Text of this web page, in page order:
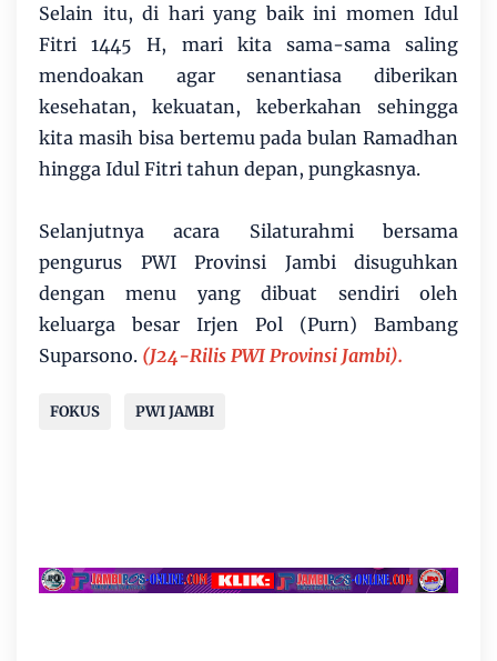
Selain itu, di hari yang baik ini momen Idul
Fitri 1445 H, mari kita sama-sama saling
mendoakan agar senantiasa diberikan
kesehatan, kekuatan, keberkahan sehingga
kita masih bisa bertemu pada bulan Ramadhan
hingga Idul Fitri tahun depan, pungkasnya.
Selanjutnya acara Silaturahmi bersama
pengurus PWI Provinsi Jambi disuguhkan
dengan menu yang dibuat sendiri oleh
keluarga besar Irjen Pol (Purn) Bambang
Suparsono. (J24-Rilis PWI Provinsi Jambi).
FOKUS PWI JAMBI